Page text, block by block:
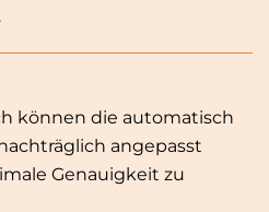
können die automatisch
angepasst
Genauigkeit zu